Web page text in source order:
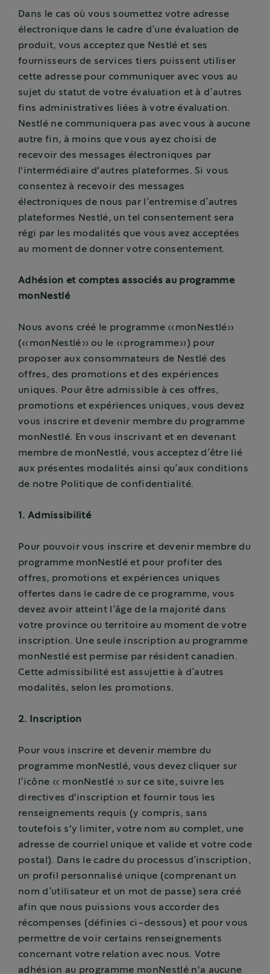
Dans le cas où vous soumettez votre adresse
électronique dans le cadre d’une évaluation de
produit, vous acceptez que Nestlé et ses
fournisseurs de services tiers puissent utiliser
cette adresse pour communiquer avec vous au
sujet du statut de votre évaluation et à d’autres
fins administratives liées à votre évaluation.
Nestlé ne communiquera pas avec vous à aucune
autre fin, à moins que vous ayez choisi de
recevoir des messages électroniques par
l'intermédiaire d'autres plateformes. Si vous
consentez à recevoir des messages
électroniques de nous par l’entremise d’autres
plateformes Nestlé, un tel consentement sera
régi par les modalités que vous avez acceptées
au moment de donner votre consentement.
Adhésion et comptes associés au programme
monNestlé
Nous avons créé le programme «monNestlé»
(«monNestlé» ou le «programme») pour
proposer aux consommateurs de Nestlé des
offres, des promotions et des expériences
uniques. Pour être admissible à ces offres,
promotions et expériences uniques, vous devez
vous inscrire et devenir membre du programme
monNestlé. En vous inscrivant et en devenant
membre de monNestlé, vous acceptez d’être lié
aux présentes modalités ainsi qu’aux conditions
de notre Politique de confidentialité.
1. Admissibilité
Pour pouvoir vous inscrire et devenir membre du
programme monNestlé et pour profiter des
offres, promotions et expériences uniques
offertes dans le cadre de ce programme, vous
devez avoir atteint l’âge de la majorité dans
votre province ou territoire au moment de votre
inscription. Une seule inscription au programme
monNestlé est permise par résident canadien.
Cette admissibilité est assujettie à d’autres
modalités, selon les promotions.
2. Inscription
Pour vous inscrire et devenir membre du
programme monNestlé, vous devez cliquer sur
l’icône « monNestlé » sur ce site, suivre les
directives d'inscription et fournir tous les
renseignements requis (y compris, sans
toutefois s'y limiter, votre nom au complet, une
adresse de courriel unique et valide et votre code
postal). Dans le cadre du processus d’inscription,
un profil personnalisé unique (comprenant un
nom d’utilisateur et un mot de passe) sera créé
afin que nous puissions vous accorder des
récompenses (définies ci-dessous) et pour vous
permettre de voir certains renseignements
concernant votre relation avec nous. Votre
adhésion au programme monNestlé n'a aucune